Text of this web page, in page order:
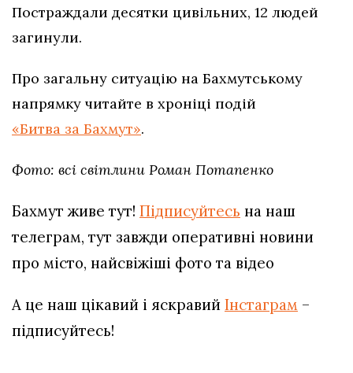
Постраждали десятки цивільних, 12 людей
загинули.
Про загальну ситуацію на Бахмутському
напрямку читайте в хроніці подій
«Битва за Бахмут».
Фото: всі світлини Роман Потапенко
Бахмут живе тут! Підписуйтесь на наш
телеграм, тут завжди оперативні новини
про місто, найсвіжіші фото та відео
А це наш цікавий і яскравий Інстаграм –
підписуйтесь!